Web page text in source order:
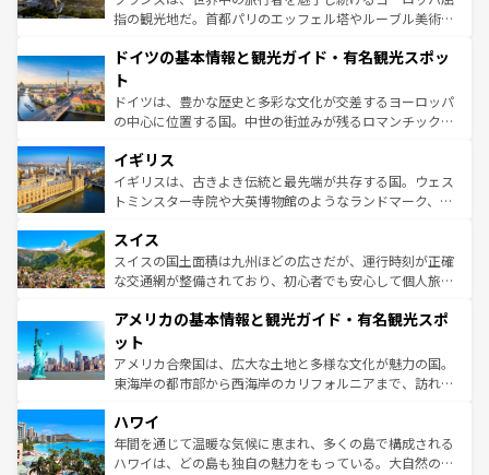
アートに溢れた街角から、地方では古代ローマ遺跡や中世
せる。地方によって風土や気候が異なるスペインはその個
ンテンツ一覧 を参照してほしい。
指の観光地だ。首都パリのエッフェル塔やルーブル美術館
で、幅広い魅力が詰まっている。華麗な宮殿、歴史的な大
聖堂、美しいビーチ、そして豊かな自然が、訪れる者を心
から魅了する。また、フランスは美食の国としても知ら
れ、フランス料理はユネスコ無形文化遺産にも登録されて
香り高いラベンダー畑など、多彩な楽しみ方が可能だ。さ
らに、パリ以外の地域にも魅力が溢れており、どの街角に
も豊かな歴史と文化が息づいている。パリ以外の個性あふ
を参照してほしい。
ドイツの基本情報と観光ガイド・有名観光スポッ
ト
ドイツは、豊かな歴史と多彩な文化が交差するヨーロッパ
の中心に位置する国。中世の街並みが残るロマンチック街
顔を持つこの国は、どこを歩いても飽きることがない。ベ
ルリンの文化的活気、バイエルン州のアルプスの絶景、そ
してライン川沿いのワイン畑といった風景は必見。ビール
は、お酒好きな人にはぜひ体験してほしい。 なお、新着の
ドイツ情報はコンテンツ一覧を参照してほしい。
イギリス
イギリスは、古きよき伝統と最先端が共存する国。ウェス
トミンスター寺院や大英博物館のようなランドマーク、歴
リアごとに異なる魅力がある。また、優雅なアフタヌーン
ティー、ビール好きにはたまらない英国パブ、サッカー観
戦など、本場だからこそできる体験も豊富。イギリスを旅
ンツ一覧を参照してほしい。
スイス
スイスの国土面積は九州ほどの広さだが、運行時刻が正確
な交通網が整備されており、初心者でも安心して個人旅行
の建物がそのまま残る町や、スイスならではのユニークな
博物館もあり、アルプス観光だけでなく町歩きも満喫する
ことができる。国民の所得が高いため物価も高いが、旅行
者向けの交通パス提供のサービスもあり、うまく活用すれ
着のスイス情報は
アメリカの基本情報と観光ガイド・有名観光スポ
ット
アメリカ合衆国は、広大な土地と多様な文化が魅力の国。
東海岸の都市部から西海岸のカリフォルニアまで、訪れる
のような巨大都市は、観光、ショッピング、エンターテイ
ンメントが詰まった刺激的なスポットだ。一方、アメリカ
西部には大自然が広がり、グランドキャニオンやイエロー
ハワイ
年間を通じて温暖な気候に恵まれ、多くの島で構成される
ハワイは、どの島も独自の魅力をもっている。大自然の神